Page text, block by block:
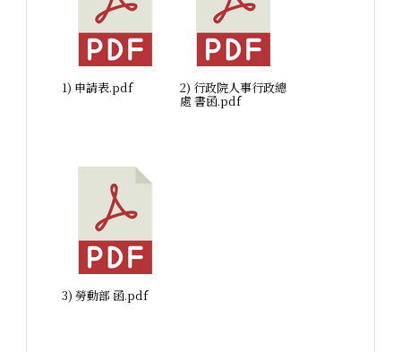
1) 申請表.pdf 2) 行政院人事行政總
處 書函.pdf
3) 勞動部 函.pdf